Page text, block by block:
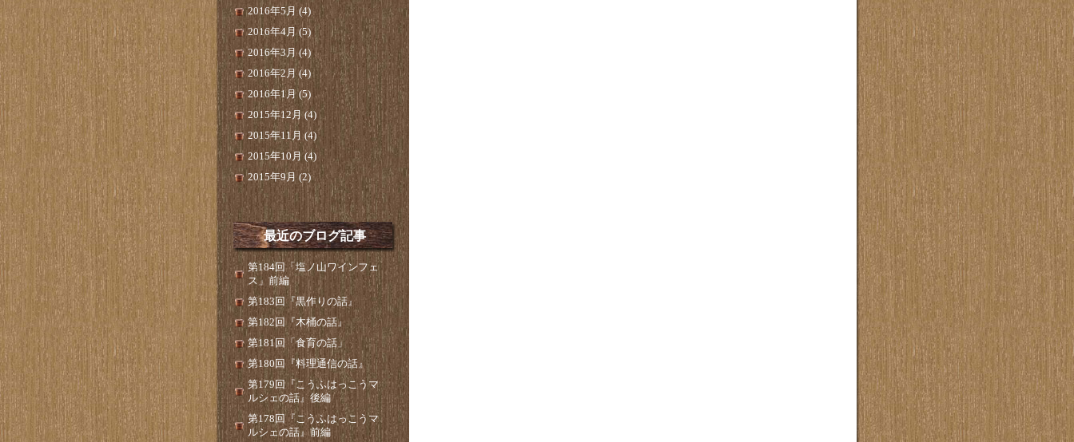
2016年5月 (4)
2016年4月 (5)
2016年3月 (4)
2016年2月 (4)
2016年1月 (5)
2015年12月 (4)
2015年11月 (4)
2015年10月 (4)
2015年9月 (2)
最近のブログ記事
第184回「塩ノ山ワインフェ
ス」前編
第183回『黒作りの話』
第182回『木桶の話』
第181回「食育の話」
第180回『料理通信の話』
第179回『こうふはっこうマ
ルシェの話』後編
第178回『こうふはっこうマ
ルシェの話』前編